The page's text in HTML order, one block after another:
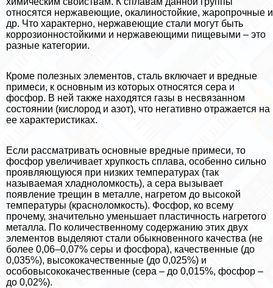
относятся нержавеющие, окалиностойкие, жаропрочные и
др. Что хаpaктерно, нержавеющие стали могут быть
коррозионностойкими и нержавеющими пищевыми – это
разные категории.
Кроме полезных элементов, сталь включает и вредные
примеси, к основным из которых относятся сера и
фосфор. В ней также находятся газы в несвязанном
состоянии (кислород и азот), что негативно отражается на
ее хаpaктеристиках.
Если рассматривать основные вредные примеси, то
фосфор увеличивает хрупкость сплава, особенно сильно
проявляющуюся при низких температурах (так
называемая хладноломкость), а сера вызывает
появление трещин в металле, нагретом до высокой
температуры (красноломкость). Фосфор, ко всему
прочему, значительно уменьшает пластичность нагретого
металла. По количественному содержанию этих двух
элементов выделяют стали обыкновенного качества (не
более 0,06–0,07% серы и фосфора), качественные (до
0,035%), высококачественные (до 0,025%) и
особовысококачественные (сера – до 0,015%, фосфор –
до 0,02%).